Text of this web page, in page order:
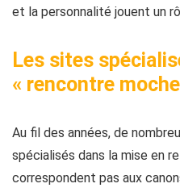
et la personnalité jouent un
Les sites
« rencontre
Au fil des années, de
spécialisés dans la mise en
correspondent pas aux